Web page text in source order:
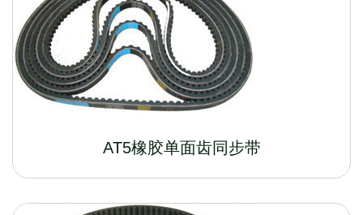
AT5橡胶单面齿同步带